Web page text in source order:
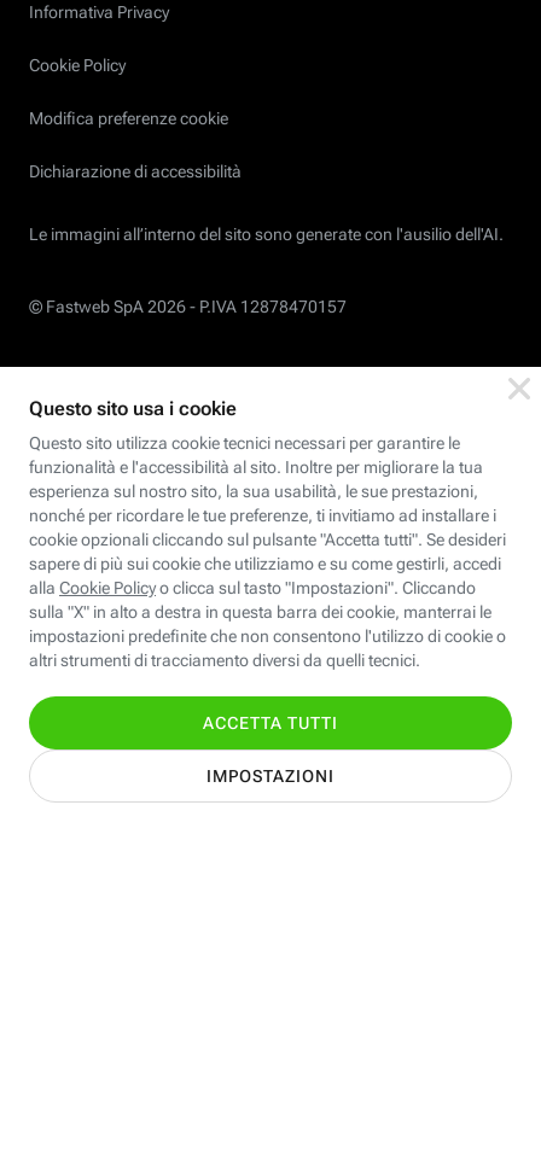
Informativa Privacy
Cookie Policy
Modifica preferenze cookie
Dichiarazione di accessibilità
Le immagini all’interno del sito sono generate con l'ausilio dell'AI.
© Fastweb SpA 2026 - P.IVA 12878470157